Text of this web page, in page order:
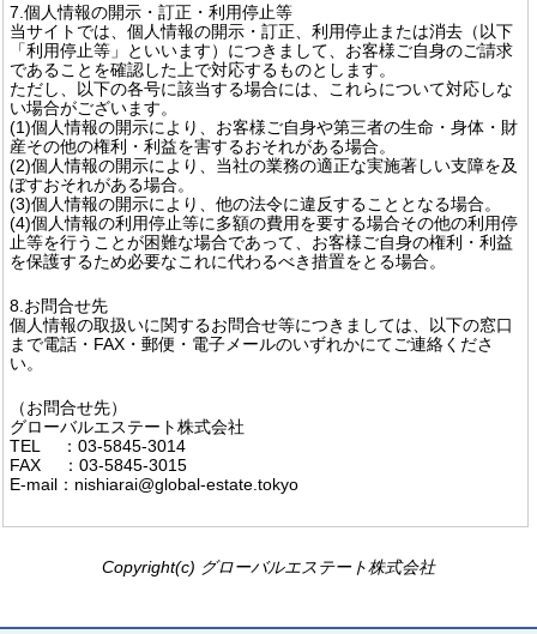
7.個人情報の開示・訂正・利用停止等
当サイトでは、個人情報の開示・訂正、利用停止または消去（以下
「利用停止等」といいます）につきまして、お客様ご自身のご請求
であることを確認した上で対応するものとします。
ただし、以下の各号に該当する場合には、これらについて対応しな
い場合がございます。
(1)個人情報の開示により、お客様ご自身や第三者の生命・身体・財
産その他の権利・利益を害するおそれがある場合。
(2)個人情報の開示により、当社の業務の適正な実施著しい支障を及
ぼすおそれがある場合。
(3)個人情報の開示により、他の法令に違反することとなる場合。
(4)個人情報の利用停止等に多額の費用を要する場合その他の利用停
止等を行うことが困難な場合であって、お客様ご自身の権利・利益
を保護するため必要なこれに代わるべき措置をとる場合。
8.お問合せ先
個人情報の取扱いに関するお問合せ等につきましては、以下の窓口
まで電話・FAX・郵便・電子メールのいずれかにてご連絡くださ
い。
（お問合せ先）
グローバルエステート株式会社
TEL ：03-5845-3014
FAX ：03-5845-3015
E-mail：nishiarai@global-estate.tokyo
Copyright(c) グローバルエステート株式会社